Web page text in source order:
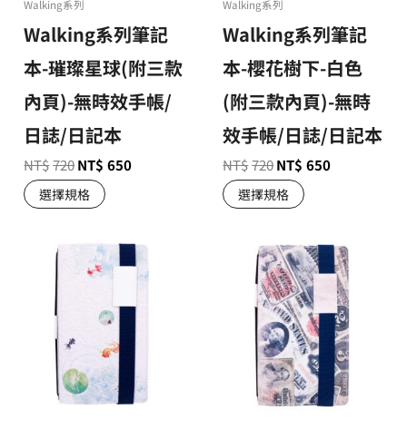
Walking系列
Walking系列筆記
本-璀璨星球(附三款
內頁)-無時效手帳/
日誌/日記本
NT$720NT$ 650
選擇規格
Walking系列
Walking系列筆記
本-櫻花樹下-白色
(附三款內頁)-無時
效手帳/日誌/日記本
NT$720NT$ 650
選擇規格